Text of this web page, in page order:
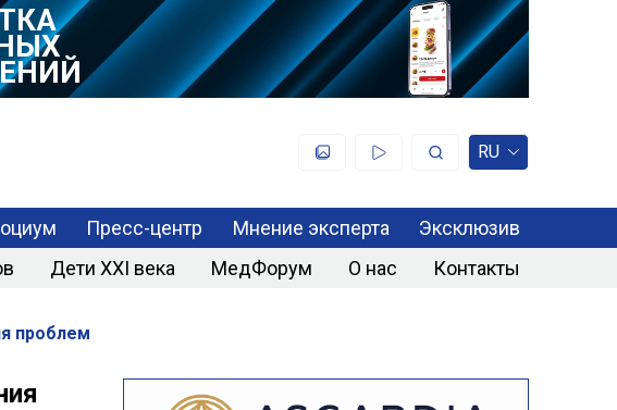
RU
Пресс-центр Мнение эксперта
Эксклюзив
Дети XXI века МедФорум О нас Контакты
проблем